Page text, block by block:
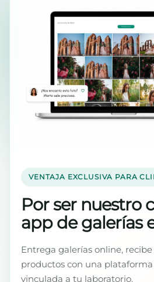
VENTAJA EXCLUSIVA PARA
Por ser nuestro
app de galerías
Entrega galerías online,
productos con una
vinculada a tu laboratorio.